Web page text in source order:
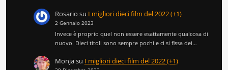
Rosario su I migliori dieci film del 2022 (+1)
2 Gennaio 2023
Invece è proprio quel non essere esattamente qualcosa di
nuovo. Dieci titoli sono sempre pochi e ci si fissa dei…
Monjasu I migliori dieci film del 2022 (+1)